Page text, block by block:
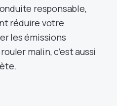
responsable,
réduire votre
les émissions
malin, c’est aussi